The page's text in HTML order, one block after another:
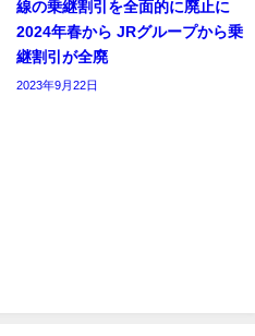
線の乗継割引を全面的に廃止に
2024年春から JRグループから乗
継割引が全廃
2023年9月22日